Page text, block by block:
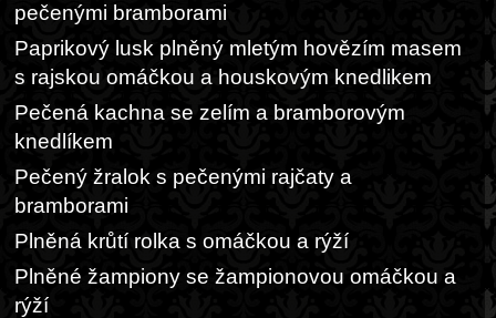
pečenými bramborami
Paprikový lusk plněný mletým hovězím masem
s rajskou omáčkou a houskovým knedlikem
Pečená kachna se zelím a bramborovým
knedlíkem
Pečený žralok s pečenými rajčaty a
bramborami
Plněná krůtí rolka s omáčkou a rýží
Plněné žampiony se žampionovou omáčkou a
rýží